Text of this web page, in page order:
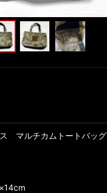
マルチカムトートバッグ